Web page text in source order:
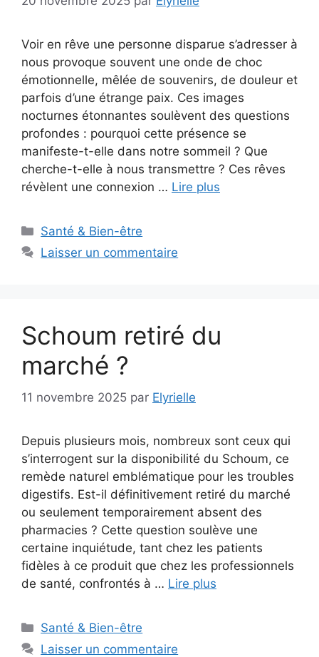
Voir en rêve une personne disparue s’adresser à
nous provoque souvent une onde de choc
émotionnelle, mêlée de souvenirs, de douleur et
parfois d’une étrange paix. Ces images
nocturnes étonnantes soulèvent des questions
profondes : pourquoi cette présence se
manifeste-t-elle dans notre sommeil ? Que
cherche-t-elle à nous transmettre ? Ces rêves
révèlent une connexion … Lire plus
Catégories
Santé & Bien-être
Laisser un commentaire
Schoum retiré du
marché ?
11 novembre 2025 par Elyrielle
Depuis plusieurs mois, nombreux sont ceux qui
s’interrogent sur la disponibilité du Schoum, ce
remède naturel emblématique pour les troubles
digestifs. Est-il définitivement retiré du marché
ou seulement temporairement absent des
pharmacies ? Cette question soulève une
certaine inquiétude, tant chez les patients
fidèles à ce produit que chez les professionnels
de santé, confrontés à … Lire plus
Catégories
Santé & Bien-être
Laisser un commentaire